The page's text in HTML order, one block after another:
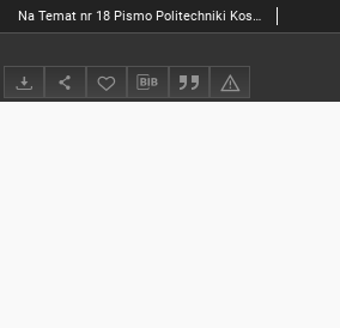
Na Temat nr 18 Pismo Politechniki Koszalińskiej